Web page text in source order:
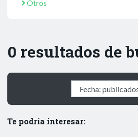
Otros
0 resultados de
Te podría interesar: